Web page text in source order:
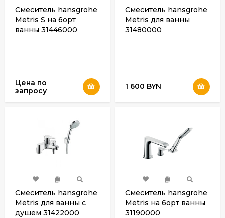
Смеситель hansgrohe
Metris S на борт
ванны 31446000
Цена по
запросу
Смеситель hansgrohe
Metris для ванны
31480000
1 600 BYN
Смеситель hansgrohe
Metris для ванны с
душем 31422000
Смеситель hansgrohe
Metris на борт ванны
31190000